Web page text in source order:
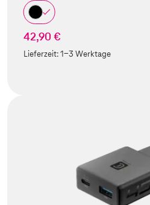
42,90 €
Lieferzeit:1-3 Werktage